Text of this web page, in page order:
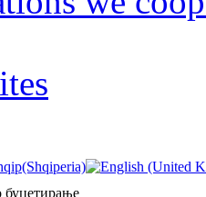
буџетирање